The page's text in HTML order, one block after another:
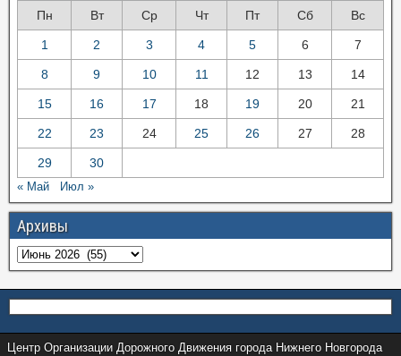
Пн Вт Ср Чт Пт Сб Вс
1 2 3 4 5 6 7
8 9 10 11 12 13 14
15 16 17 18 19 20 21
22 23 24 25 26 27 28
29 30
« Май Июл »
Архивы
Центр Организации Дорожного Движения города Нижнего Новгорода